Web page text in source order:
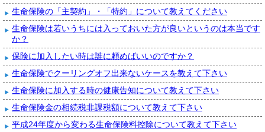
生命保険の「主契約」・「特約」について教えてください
生命保険は若いうちには入っておいた方が良いというのは本当です
か？
保険に加入したい時は誰に頼めばいいのですか？
生命保険でクーリングオフ出来ないケースを教えて下さい
生命保険に加入する時の健康告知について教えて下さい
生命保険金の相続税非課税額について教えて下さい
平成24年度から変わる生命保険料控除について教えて下さい